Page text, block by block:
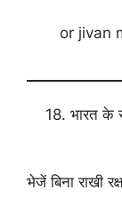
or jivan
18. भारत के
भेजें बिना राखी